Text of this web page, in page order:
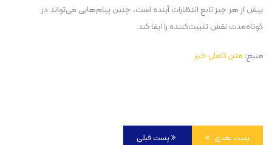
بیش از هر چیز تابع انتظارات آینده است، چنین پیام‌هایی می‌تواند در
کوتاه‌مدت نقش تثبیت‌کننده را ایفا کند.
منبع:متن کامل خبر
پست قبلی پست بعدی